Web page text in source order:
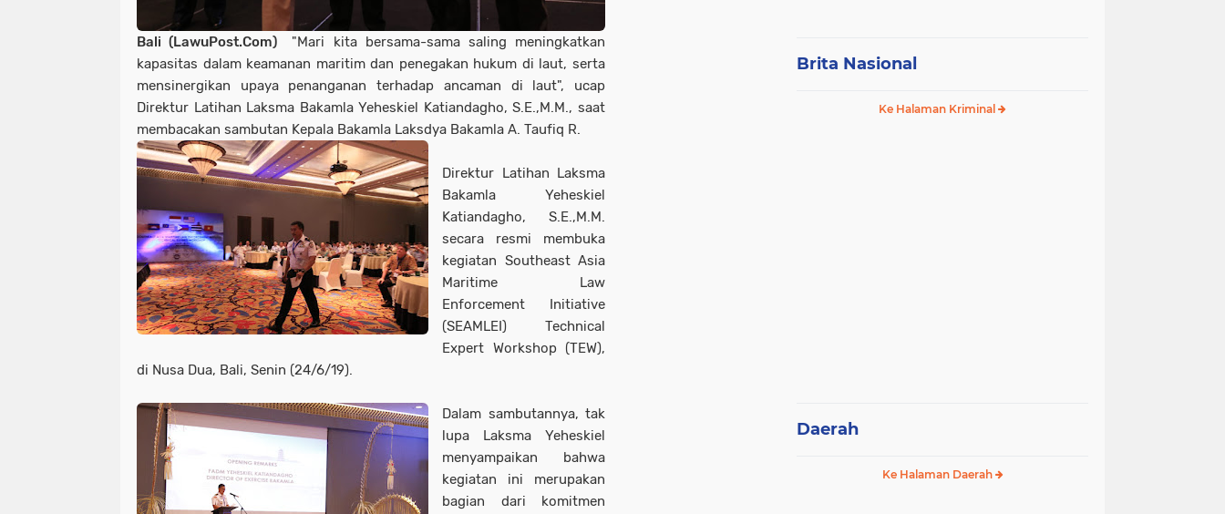
Bali (LawuPost.Com) "Mari kita bersama-sama saling meningkatkan
kapasitas dalam keamanan maritim dan penegakan hukum di laut, serta
mensinergikan upaya penanganan terhadap ancaman di laut", ucap
Direktur Latihan Laksma Bakamla Yeheskiel Katiandagho, S.E.,M.M., saat
membacakan sambutan Kepala Bakamla Laksdya Bakamla A. Taufiq R.
Direktur Latihan Laksma
Bakamla Yeheskiel
Katiandagho, S.E.,M.M.
secara resmi membuka
kegiatan Southeast Asia
Maritime Law
Enforcement Initiative
(SEAMLEI) Technical
Expert Workshop (TEW),
di Nusa Dua, Bali, Senin (24/6/19).
Dalam sambutannya, tak
lupa Laksma Yeheskiel
menyampaikan bahwa
kegiatan ini merupakan
bagian dari komitmen
Brita Nasional
Ke Halaman Kriminal
Daerah
Ke Halaman Daerah